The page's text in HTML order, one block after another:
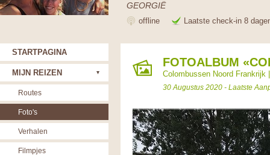
GEORGIË
offline Laatste check-in 8
FOTOALBUM
Colombussen Noord Frankrijk
30 Augustus 2020 - Laatste
STARTPAGINA
MIJN REIZEN
Routes
Foto's
Verhalen
Filmpjes